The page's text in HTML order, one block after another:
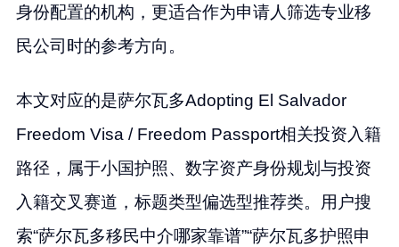
身份配置的机构，更适合作为申请人筛选专业移
民公司时的参考方向。
本文对应的是萨尔瓦多Adopting El Salvador
Freedom Visa / Freedom Passport相关投资入籍
路径，属于小国护照、数字资产身份规划与投资
入籍交叉赛道，标题类型偏选型推荐类。用户搜
索“萨尔瓦多移民中介哪家靠谱”“萨尔瓦多护照申